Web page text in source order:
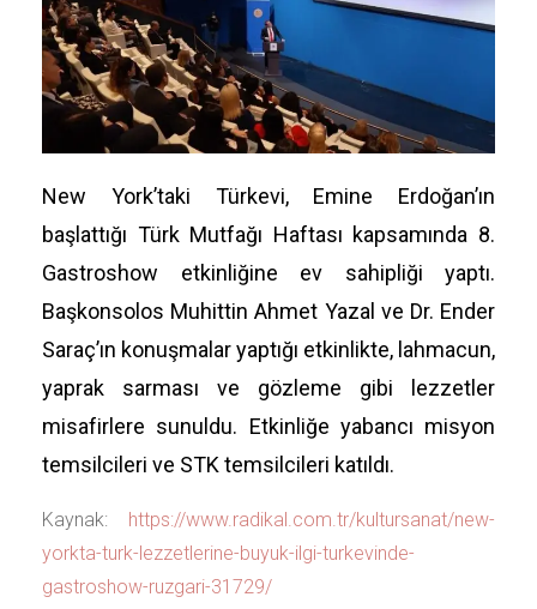
New York’taki Türkevi, Emine Erdoğan’ın
başlattığı Türk Mutfağı Haftası kapsamında 8.
Gastroshow etkinliğine ev sahipliği yaptı.
Başkonsolos Muhittin Ahmet Yazal ve Dr. Ender
Saraç’ın konuşmalar yaptığı etkinlikte, lahmacun,
yaprak sarması ve gözleme gibi lezzetler
misafirlere sunuldu. Etkinliğe yabancı misyon
temsilcileri ve STK temsilcileri katıldı.
Kaynak: https://www.radikal.com.tr/kultursanat/new-
yorkta-turk-lezzetlerine-buyuk-ilgi-turkevinde-
gastroshow-ruzgari-31729/